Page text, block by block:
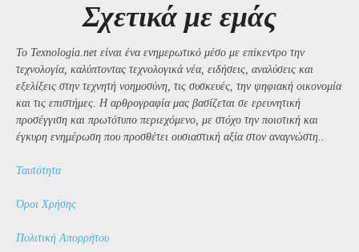
Σχετικά με εμάς
Το Texnologia.net είναι ένα ενημερωτικό μέσο με επίκεντρο την
τεχνολογία, καλύπτοντας τεχνολογικά νέα, ειδήσεις, αναλύσεις και
εξελίξεις στην τεχνητή νοημοσύνη, τις συσκευές, την ψηφιακή οικονομία
και τις επιστήμες. Η αρθρογραφία μας βασίζεται σε ερευνητική
προσέγγιση και πρωτότυπο περιεχόμενο, με στόχο την ποιοτική και
έγκυρη ενημέρωση που προσθέτει ουσιαστική αξία στον αναγνώστη..
Ταυτότητα
Όροι Χρήσης
Πολιτική Απορρήτου